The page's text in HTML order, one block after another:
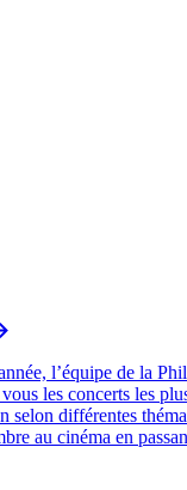
l’équipe de la
les concerts les
selon différentes
au cinéma en